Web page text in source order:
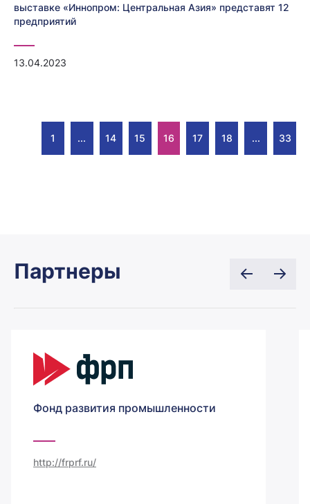
выставке «Иннопром: Центральная Азия» представят 12
предприятий
13.04.2023
1 ... 14 15 16 17 18 ... 33
Партнеры
Фонд развития промышленности
http://frprf.ru/